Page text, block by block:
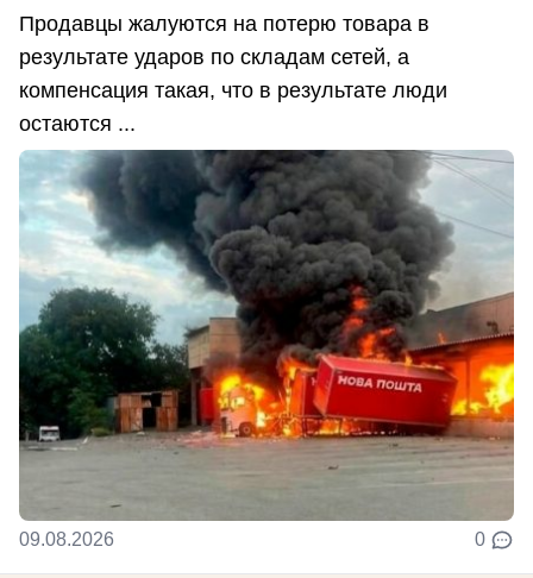
Продавцы жалуются на потерю товара в
результате ударов по складам сетей, а
компенсация такая, что в результате люди
остаются ...
09.08.2026 0